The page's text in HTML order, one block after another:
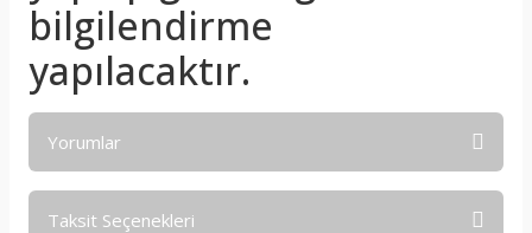
bilgilendirme
yapılacaktır.
Yorumlar
Taksit Seçenekleri